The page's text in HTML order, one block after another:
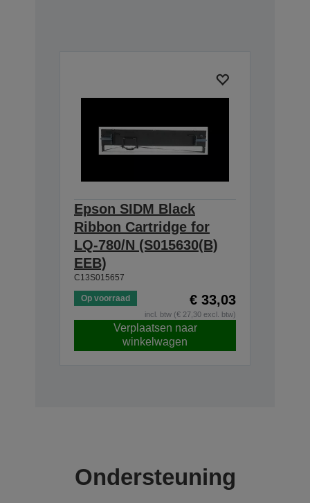
Epson SIDM Black
Ribbon Cartridge for
LQ-780/N (S015630(B)
EEB)
C13S015657
Op voorraad € 33,03
incl. btw (€ 27,30 excl. btw)
Verplaatsen naar
winkelwagen
Ondersteuning